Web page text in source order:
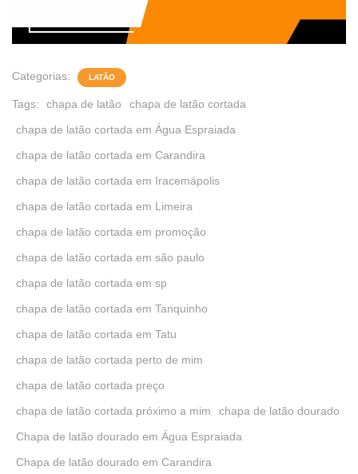
Categorias: LATÃO
Tags: chapa de latão
chapa de latão cortada
chapa de latão cortada em Água Espraiada
chapa de latão cortada em Carandira
chapa de latão cortada em Iracemápolis
chapa de latão cortada em Limeira
chapa de latão cortada em promoção
chapa de latão cortada em são paulo
chapa de latão cortada em sp
chapa de latão cortada em Tanquinho
chapa de latão cortada em Tatu
chapa de latão cortada perto de mim
chapa de latão cortada preço
chapa de latão cortada próximo a mim
chapa de latão dourado
Chapa de latão dourado em Água Espraiada
Chapa de latão dourado em Carandira